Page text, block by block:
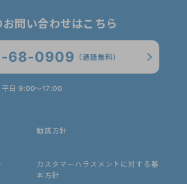
問い合わせはこちら
68-0909 （通話無料）
平日 9:00〜17:00
勧誘方針
カスタマーハラスメントに対する基
本方針